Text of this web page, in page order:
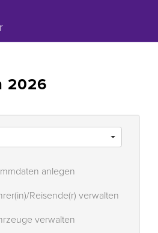
2026
anlegen
Reisende(r) verwalten
verwalten